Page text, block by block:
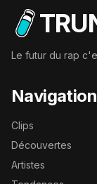
Le futur du rap
Navigation
Clips
Découvertes
Artistes